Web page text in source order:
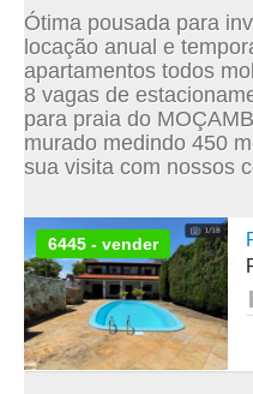
Ótima pousada para
locação anual e
apartamentos todos
8 vagas de
para praia do
murado medindo 450
sua visita com nossos
6445 - vender